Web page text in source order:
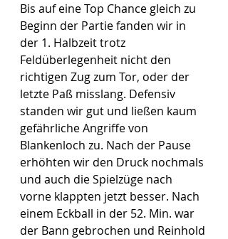
Bis auf eine Top Chance gleich zu
Beginn der Partie fanden wir in
der 1. Halbzeit trotz
Feldüberlegenheit nicht den
richtigen Zug zum Tor, oder der
letzte Paß misslang. Defensiv
standen wir gut und ließen kaum
gefährliche Angriffe von
Blankenloch zu. Nach der Pause
erhöhten wir den Druck nochmals
und auch die Spielzüge nach
vorne klappten jetzt besser. Nach
einem Eckball in der 52. Min. war
der Bann gebrochen und Reinhold